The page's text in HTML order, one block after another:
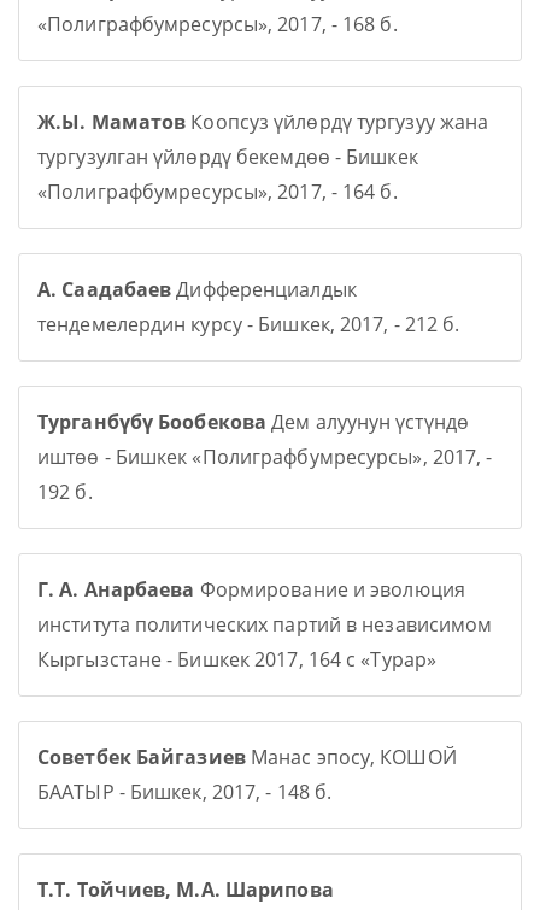
«Полиграфбумресурсы», 2017, - 168 б.
Ж.Ы. Маматов Коопсуз үйлөрдү тургузуу жана
тургузулган үйлөрдү бекемдөө - Бишкек
«Полиграфбумресурсы», 2017, - 164 б.
А. СаадабаевДифференциалдык
тендемелердин курсу - Бишкек, 2017, - 212 б.
Турганбүбү Бообекова Дем алуунун үстүндө
иштөө - Бишкек «Полиграфбумресурсы», 2017, -
192 б.
Г. А. Анарбаева Формирование и эволюция
института политических партий в независимом
Кыргызстане - Бишкек 2017, 164 с «Турар»
Советбек БайгазиевМанас эпосу, КОШОЙ
БААТЫР - Бишкек, 2017, - 148 б.
Т.Т. Тойчиев, М.А. Шарипова